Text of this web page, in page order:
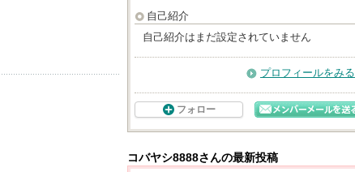
自己紹介
自己紹介はまだ設定されていません
プロフィールをみる
フォロー
コバヤシ8888さんの最新投稿